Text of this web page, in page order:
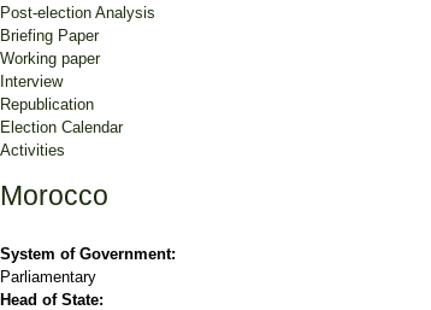
Post-election Analysis
Briefing Paper
Working paper
Interview
Republication
Election Calendar
Activities
Morocco
System of Government:
Parliamentary
Head of State: